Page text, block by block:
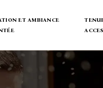
ET AMBIANCE